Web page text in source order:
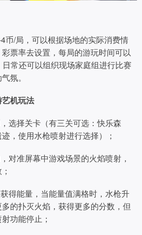
/局，可以根据场地的实际消费情
票率去设置，每局的游玩时间可以
常还可以组织现场家庭组进行比赛
氛。
机玩法
择关卡（有三关可选：快乐森
，使用水枪喷射进行选择）；
准屏幕中游戏场景的火焰喷射，
能量，当能量值满格时，水枪升
的扑灭火焰，获得更多的分数，但
功能停止；